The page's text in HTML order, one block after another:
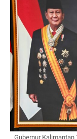
Gubernur Kalimantan